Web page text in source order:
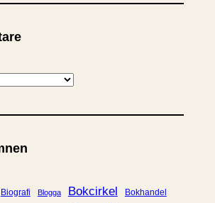
Biografi Blogga Bokcirkel Bokhandel